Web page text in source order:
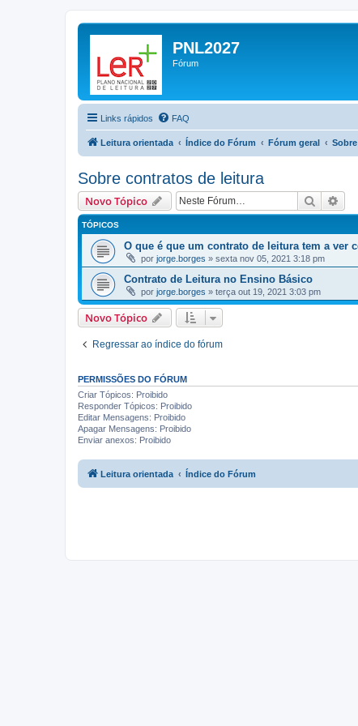
PNL2027
Fórum
Links rápidos FAQ
Leitura orientada Índice do Fórum Fórum geral
Sobre contratos de leitura
Novo Tópico Pesquisar
TÓPICOS
O que é que um contrato de leitura tem a ver
por jorge.borges » sexta nov 05, 2021 3:18 pm
Contrato de Leitura no Ensino Básico
por jorge.borges » terça out 19, 2021 3:03 pm
Novo Tópico
Regressar ao índice do fórum
PERMISSÕES DO FÓRUM
Criar Tópicos: Proibido
Responder Tópicos: Proibido
Editar Mensagens: Proibido
Apagar Mensagens: Proibido
Enviar anexos: Proibido
Leitura orientada Índice do Fórum